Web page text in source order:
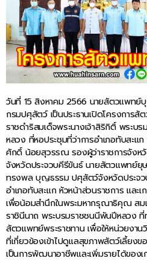
วันที่ 15 สิงหาคม 2566 นายสัตวแพท
กรมปศุสัตว์ เป็นประธานเปิดโครงการสั
ราชดำริสมเด็จพระนางเจ้าสิริกิติ์ พระบ
หลวง ที่หอประชุมที่ว่าการอำเภอทับสะ
ศักดิ์ น้อยสุวรรณ รองผู้ว่าราชการจังหวั
จังหวัดประจวบคีรีขันธ์ นายสัตวแพทย์
ทรงพล บุญธรรม ปศุสัตว์จังหวัดประจว
อำเภอทับสะแก หัวหน้าส่วนราชการ แล
เพื่อน้อมสำนึกในพระมหากรุณาธิคุณ สม
ราชินีนาถ พระบรมราชชนนีพันปีหลวง ที่
สัตวแพทย์พระราชทาน เพื่อให้หน่วยงา
ที่เกี่ยวข้องเข้าไปดูแลสุขภาพสัตว์เลี้ยง
เป็นการพัฒนาอาชีพและเพิ่มรายได้ของ